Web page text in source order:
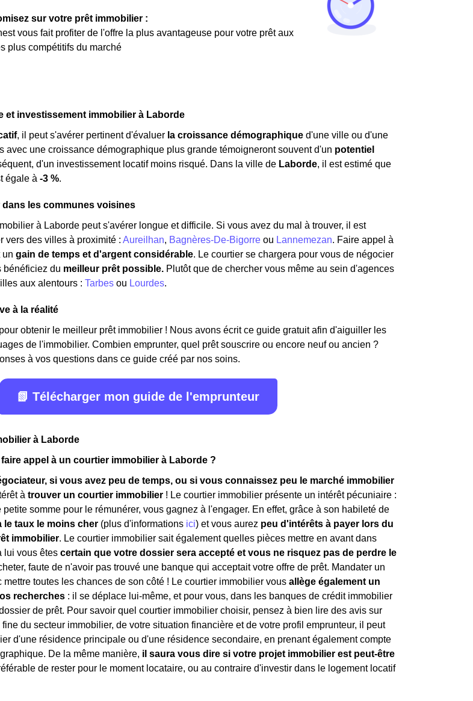
sur votre prêt immobilier :
vous fait profiter de l'offre la plus avantageuse pour votre prêt aux
plus compétitifs du marché
et investissement immobilier à Laborde
, il peut s'avérer pertinent d'évaluer la croissance démographique d'une ville ou d'une
avec une croissance démographique plus grande témoigneront souvent d'un potentiel
d'un investissement locatif moins risqué. Dans la ville de Laborde, il est estimé que
égale à -3 %.
les communes voisines
à Laborde peut s'avérer longue et difficile. Si vous avez du mal à trouver, il est
vers des villes à proximité : Aureilhan, Bagnères-De-Bigorre ou Lannemezan. Faire appel à
un gain de temps et d'argent considérable. Le courtier se chargera pour vous de négocier
bénéficiez du meilleur prêt possible. Plutôt que de chercher vous même au sein d'agences
aux alentours : Tarbes ou Lourdes.
à la réalité
obtenir le meilleur prêt immobilier ! Nous avons écrit ce guide gratuit afin d'aiguiller les
de l'immobilier. Combien emprunter, quel prêt souscrire ou encore neuf ou ancien ?
à vos questions dans ce guide créé par nos soins.
📗 Télécharger mon guide de l'emprunteur
à Laborde
appel à un courtier immobilier à Laborde ?
si vous avez peu de temps, ou si vous connaissez peu le marché immobilier
à trouver un courtier immobilier ! Le courtier immobilier présente un intérêt pécuniaire :
somme pour le rémunérer, vous gagnez à l'engager. En effet, grâce à son habileté de
le taux le moins cher (plus d'informations ici) et vous aurez peu d'intérêts à payer lors du
immobilier. Le courtier immobilier sait également quelles pièces mettre en avant dans
lui vous êtes certain que votre dossier sera accepté et vous ne risquez pas de perdre le
faute de n'avoir pas trouvé une banque qui acceptait votre offre de prêt. Mandater un
toutes les chances de son côté ! Le courtier immobilier vous allège également un
recherches : il se déplace lui-même, et pour vous, dans les banques de crédit immobilier
de prêt. Pour savoir quel courtier immobilier choisir, pensez à bien lire des avis sur
du secteur immobilier, de votre situation financière et de votre profil emprunteur, il peut
d'une résidence principale ou d'une résidence secondaire, en prenant également compte
De la même manière, il saura vous dire si votre projet immobilier est peut-être
de rester pour le moment locataire, ou au contraire d'investir dans le logement locatif